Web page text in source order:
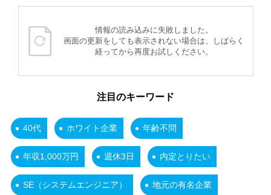
情報の読み込みに失敗しました。
画面の更新をしても表示されない場合は、しばらく
経ってから再度お試しください。
注目のキーワード
40代 ホワイト企業 年齢不問
年収1,000万円 週休3日 内定とりたい
SE（システムエンジニア） 地元の有名企業